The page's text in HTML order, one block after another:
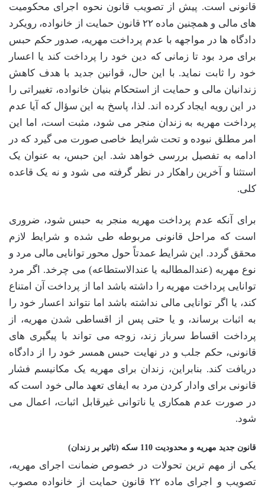
قانونی است. پیش از تصویب قانون نحوه اجرای محکومیت
های مالی و همچنین ماده ۲۲ قانون حمایت از خانواده، رویکرد
دادگاه ها در مواجهه با عدم پرداخت مهریه، صدور حکم حبس
برای مرد بود تا زمانی که دین خود را پرداخت کند یا اعسار
خود را ثابت نماید. با این حال، قوانین جدید با هدف کاهش
زندانیان مالی و حمایت از استحکام بنیان خانواده، تغییراتی را
در این رویه ایجاد کرده اند. لذا، پاسخ به این سؤال که آیا عدم
پرداخت مهریه به زندان منجر می شود، مثبت است، اما این
امر مطلق نبوده و تحت شرایط خاصی صورت می گیرد که در
ادامه به تفصیل بررسی خواهد شد. این حبس، به عنوان یک
استثنا و آخرین راهکار در نظر گرفته می شود و نه یک قاعده
کلی.
برای آنکه عدم پرداخت مهریه منجر به حبس شود، ضروری
است که مراحل قانونی مربوطه طی شده و شرایط لازم
محقق گردد. این شرایط عمدتاً حول محور توانایی مالی مرد و
نوع مهریه (عندالمطالبه یا عندالاستطاعه) می چرخد. اگر مرد
توانایی پرداخت مهریه را داشته باشد اما از پرداخت آن امتناع
کند، یا اگر توانایی مالی نداشته باشد اما نتواند اعسار خود را
به اثبات برساند، و یا حتی پس از اقساطی شدن مهریه، از
پرداخت اقساط سرباز زند، زوجه می تواند با پیگیری های
قانونی، حکم جلب و در نهایت حبس همسر خود را از دادگاه
دریافت کند. بنابراین، زندان برای مهریه یک مکانیسم فشار
قانونی برای وادار کردن مرد به ایفای تعهد مالی خود است که
در صورت عدم همکاری یا ناتوانی غیرقابل اثبات، اعمال می
شود.
قانون جدید مهریه و محدودیت 110 سکه (تاثیر بر زندان)
یکی از مهم ترین تحولات در خصوص ضمانت اجرای مهریه،
تصویب و اجرای ماده ۲۲ قانون حمایت از خانواده مصوب